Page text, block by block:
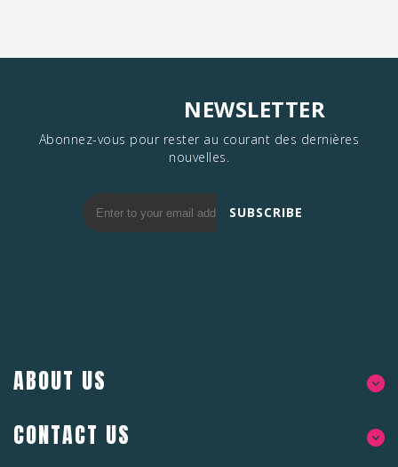
NEWSLETTER
Abonnez-vous pour rester au courant des dernières
nouvelles.
SUBSCRIBE
ABOUT US
CONTACT US